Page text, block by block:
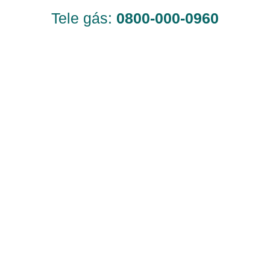
Tele gás: 0800-000-0960